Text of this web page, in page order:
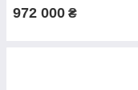
972 000 ₴